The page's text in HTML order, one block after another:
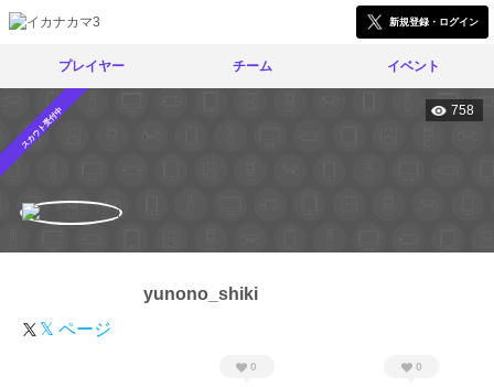
新規登録・ログイン
プレイヤー チーム イベント
スカウト受付中 758
yunono_shiki
𝕏 ページ
0 0